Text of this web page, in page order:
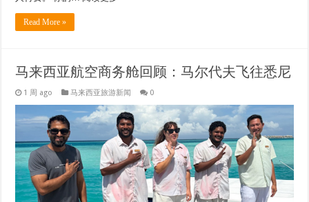
Read More »
马来西亚航空商务舱回顾：马尔代夫飞往悉尼
1 周 ago 马来西亚旅游新闻 0